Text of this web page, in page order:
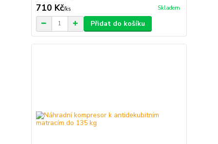
710 Kč/ks Skladem
Přidat do košíku